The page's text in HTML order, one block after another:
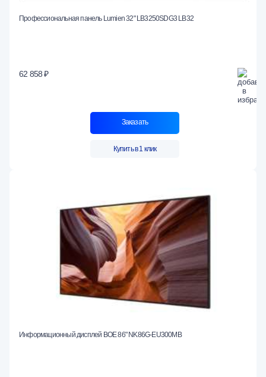
Профессиональная панель Lumien 32" LB3250SDG3 LB32
62 858 ₽
Заказать
Купить в 1 клик
Информационный дисплей BOE 86" NK86G-EU300MB